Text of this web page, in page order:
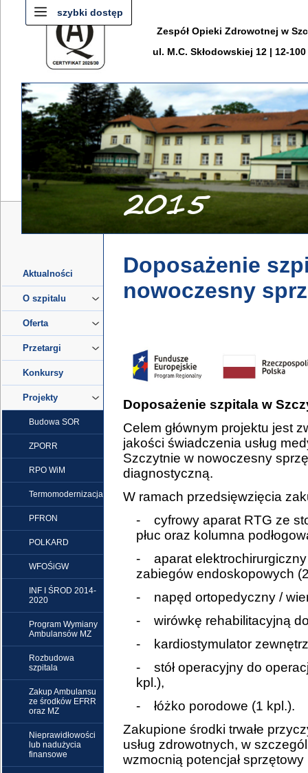
szybki dostęp
Zespół Opieki Zdrowotnej w
ul. M.C. Skłodowskiej 12 | 12-
Aktualności
O szpitalu
Oferta
Przetargi
Konkursy
Projekty
Budowa SOR
ZPORR
RPO WiM
Termomodernizacja
PFRON
POLKARD
WFOŚiGW
INF I ŚROD 2014-
2020
Program Wymiany
Ambulansów MZ
Rozbudowa
szpitala
Zakup Ambulansu
ze środków EFRR
oraz MZ
Nieprawidłowości
lub nadużycia
finansowe
Doposażenie
nowoczesny
Doposażenie szpitala w
Celem głównym projektu jest
jakości świadczenia usług
Szczytnie w nowoczesny
diagnostyczną.
W ramach przedsięwzięcia
- cyfrowy aparat RTG ze
płuc oraz kolumna
- aparat elektrochirurgiczny
zabiegów endoskopowych
- napęd ortopedyczny /
- wirówkę rehabilitacyjną
- kardiostymulator
- stół operacyjny do
kpl.),
- łóżko porodowe (1 kpl.).
Zakupione środki trwałe
usług zdrowotnych, w
wzmocnią potencjał